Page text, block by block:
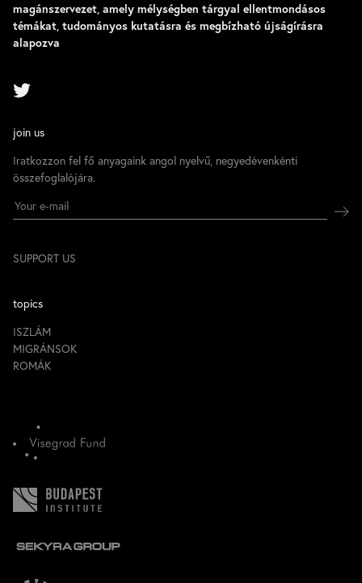
magánszervezet, amely mélységben tárgyal ellentmondásos
témákat, tudományos kutatásra és megbízható újságírásra
alapozva
join us
Iratkozzon fel fő anyagaink angol nyelvű, negyedévenkénti
összefoglalójára.
SUPPORT US
topics
ISZLÁM
MIGRÁNSOK
ROMÁK